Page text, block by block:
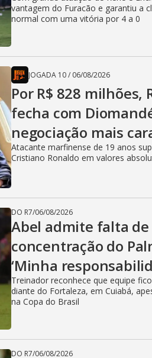
vantagem do Furacão e garantiu a
normal com uma vitória por 4 a 0
JOGADA 10/ 06/08/2026
Por R$ 828 milhões,
fecha com
negociação mais
Atacante marfinense de 19 anos
Cristiano Ronaldo em valores
DO R7/06/08/2026
Abel admite falta de
concentração do
‘Minha
Treinador reconhece que equipe
diante do Fortaleza, em Cuiabá,
na Copa do Brasil
DO R7/06/08/2026